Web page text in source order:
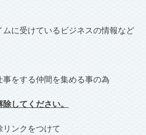
に受けているビジネスの情報など
をする仲間を集める事の為
してください。
ンクをつけて